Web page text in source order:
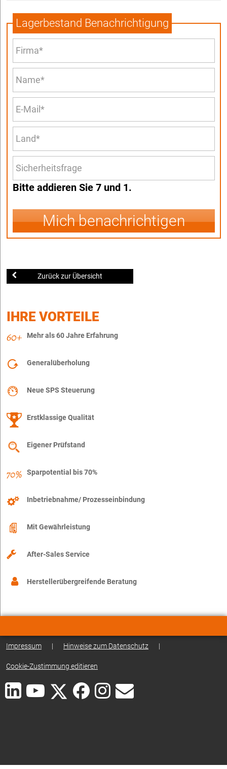
Lagerbestand Benachrichtigung
Bitte addieren Sie 7 und 1.
Mich benachrichtigen
Zurück zur Übersicht
IHRE VORTEILE
Mehr als 60 Jahre Erfahrung
Generalüberholung
Neue SPS Steuerung
Erstklassige Qualität
Eigener Prüfstand
Sparpotential bis 70%
Inbetriebnahme/ Prozesseinbindung
Mit Gewährleistung
After-Sales Service
Herstellerübergreifende Beratung
Impressum | Hinweise zum Datenschutz |
Cookie-Zustimmung editieren